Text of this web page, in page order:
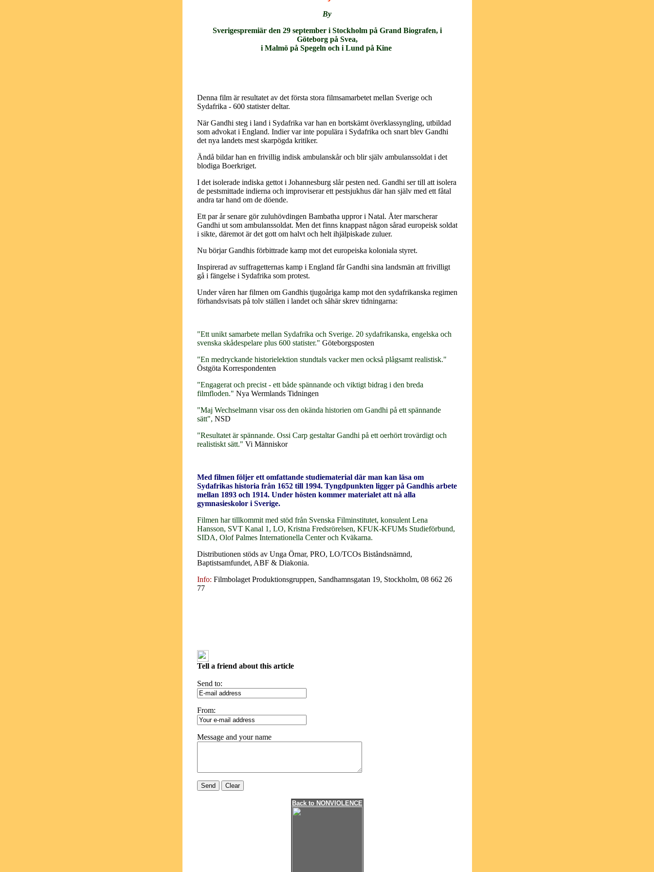
By
Sverigespremiär den 29 september i Stockholm på Grand Biografen, i
Göteborg på Svea,
i Malmö på Spegeln och i Lund på Kine
Denna film är resultatet av det första stora filmsamarbetet mellan Sverige och
Sydafrika - 600 statister deltar.
När Gandhi steg i land i Sydafrika var han en bortskämt överklassyngling, utbildad
som advokat i England. Indier var inte populära i Sydafrika och snart blev Gandhi
det nya landets mest skarpögda kritiker.
Ändå bildar han en frivillig indisk ambulanskår och blir själv ambulanssoldat i det
blodiga Boerkriget.
I det isolerade indiska gettot i Johannesburg slår pesten ned. Gandhi ser till att isolera
de pestsmittade indierna och improviserar ett pestsjukhus där han själv med ett fåtal
andra tar hand om de döende.
Ett par år senare gör zuluhövdingen Bambatha uppror i Natal. Åter marscherar
Gandhi ut som ambulanssoldat. Men det finns knappast någon sårad europeisk soldat
i sikte, däremot är det gott om halvt och helt ihjälpiskade zuluer.
Nu börjar Gandhis förbittrade kamp mot det europeiska koloniala styret.
Inspirerad av suffragetternas kamp i England får Gandhi sina landsmän att frivilligt
gå i fängelse i Sydafrika som protest.
Under våren har filmen om Gandhis tjugoåriga kamp mot den sydafrikanska regimen
förhandsvisats på tolv ställen i landet och såhär skrev tidningarna:
"Ett unikt samarbete mellan Sydafrika och Sverige. 20 sydafrikanska, engelska och
svenska skådespelare plus 600 statister." Göteborgsposten
"En medryckande historielektion stundtals vacker men också plågsamt realistisk."
Östgöta Korrespondenten
"Engagerat och precist - ett både spännande och viktigt bidrag i den breda
filmfloden." Nya Wermlands Tidningen
"Maj Wechselmann visar oss den okända historien om Gandhi på ett spännande
sätt", NSD
"Resultatet är spännande. Ossi Carp gestaltar Gandhi på ett oerhört trovärdigt och
realistiskt sätt." Vi Människor
Med filmen följer ett omfattande studiematerial där man kan läsa om
Sydafrikas historia från 1652 till 1994. Tyngdpunkten ligger på Gandhis arbete
mellan 1893 och 1914. Under hösten kommer materialet att nå alla
gymnasieskolor i Sverige.
Filmen har tillkommit med stöd från Svenska Filminstitutet, konsulent Lena
Hansson, SVT Kanal 1, LO, Kristna Fredsrörelsen, KFUK-KFUMs Studieförbund,
SIDA, Olof Palmes Internationella Center och Kväkarna.
Distributionen stöds av Unga Örnar, PRO, LO/TCOs Biståndsnämnd,
Baptistsamfundet, ABF & Diakonia.
Info: Filmbolaget Produktionsgruppen, Sandhamnsgatan 19, Stockholm, 08 662 26
77
Tell a friend about this article
Send to:
From:
Message and your name
Back to NONVIOLENCE